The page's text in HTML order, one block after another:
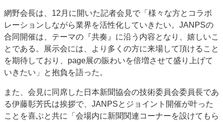
網野会長は、12月に開いた記者会見で「様々な方とコラボ
レーションしながら業界を活性化していきたい。JANPSの
合同開催は、テーマの『共奏』に沿う内容となり、嬉しいこ
とである。展示会には、より多くの方に来場して頂けること
を期待しており、page展の賑わいを倍増させて盛り上げて
いきたい」と抱負を語った。
また、会見に同席した日本新聞協会の技術委員会委員長であ
る伊藤彰芳氏は挨拶で、JANPSとジョイント開催が叶った
ことを喜ぶと共に「会場内に新聞関連コーナーを設けてもら